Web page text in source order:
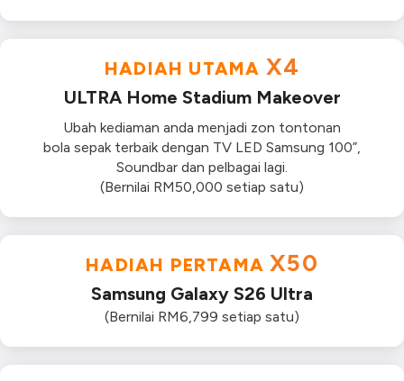
HADIAH UTAMA X4
ULTRA Home Stadium Makeover
Ubah kediaman anda menjadi zon tontonan
bola sepak terbaik dengan TV LED Samsung 100”,
Soundbar dan pelbagai lagi.
(Bernilai RM50,000 setiap satu)
HADIAH PERTAMAX50
Samsung Galaxy S26 Ultra
(Bernilai RM6,799 setiap satu)